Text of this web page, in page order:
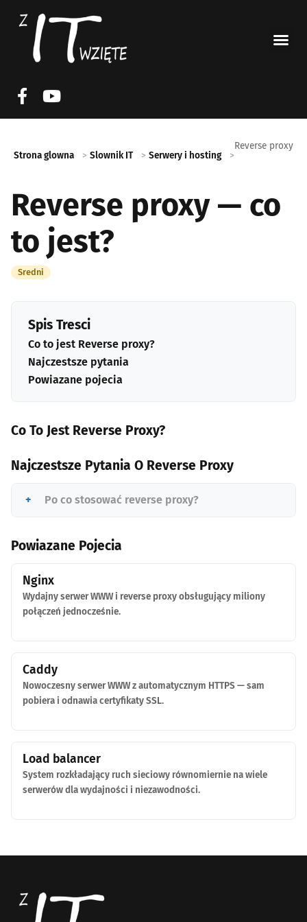
Strona glowna Slownik IT Serwery i hosting
Reverse proxy
Reverse proxy — co
to jest?
Sredni
Spis Tresci
Co to jest Reverse proxy?
Najczestsze pytania
Powiazane pojecia
Co To Jest Reverse Proxy?
Najczestsze Pytania O Reverse Proxy
Po co stosować reverse proxy?
Powiazane Pojecia
Nginx
Wydajny serwer WWW i reverse proxy obsługujący miliony
połączeń jednocześnie.
Caddy
Nowoczesny serwer WWW z automatycznym HTTPS — sam
pobiera i odnawia certyfikaty SSL.
Load balancer
System rozkładający ruch sieciowy równomiernie na wiele
serwerów dla wydajności i niezawodności.